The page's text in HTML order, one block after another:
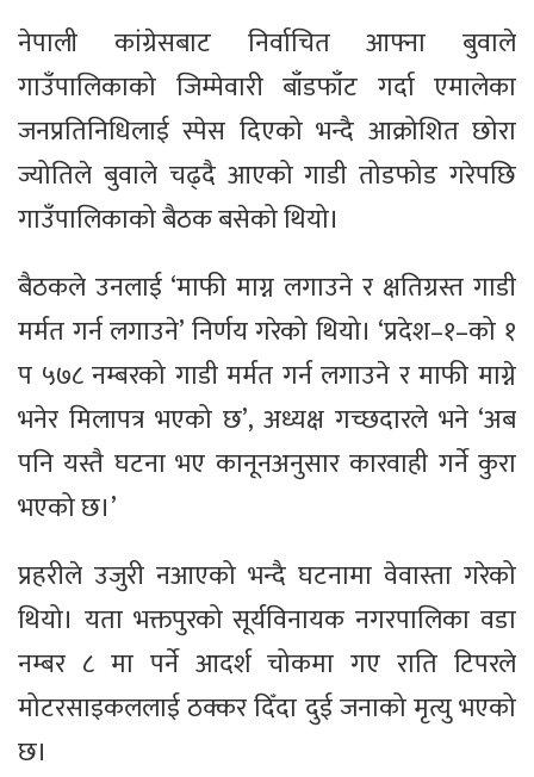
नेपाली कांग्रेसबाट निर्वाचित आफ्ना बुवाले
गाउँपालिकाको जिम्मेवारी बाँडफाँट गर्दा एमालेका
जनप्रतिनिधिलाई स्पेस दिएको भन्दै आक्रोशित छोरा
ज्योतिले बुवाले चढ्दै आएको गाडी तोडफोड गरेपछि
गाउँपालिकाको बैठक बसेको थियो।
बैठकले उनलाई ‘माफी माग्न लगाउने र क्षतिग्रस्त गाडी
मर्मत गर्न लगाउने’ निर्णय गरेको थियो। ‘प्रदेश–१–को १
प ५७८ नम्बरको गाडी मर्मत गर्न लगाउने र माफी माग्ने
भनेर मिलापत्र भएको छ’, अध्यक्ष गच्छदारले भने ‘अब
पनि यस्तै घटना भए कानूनअनुसार कारवाही गर्ने कुरा
भएको छ।’
प्रहरीले उजुरी नआएको भन्दै घटनामा वेवास्ता गरेको
थियो। यता भक्तपुरको सूर्यविनायक नगरपालिका वडा
नम्बर ८ मा पर्ने आदर्श चोकमा गए राति टिपरले
मोटरसाइकललाई ठक्कर दिँदा दुई जनाको मृत्यु भएको
छ।